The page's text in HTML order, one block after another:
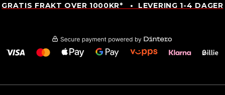
GRATIS FRAKT OVER 1000KR* • LEVERING 1-4 DAGER